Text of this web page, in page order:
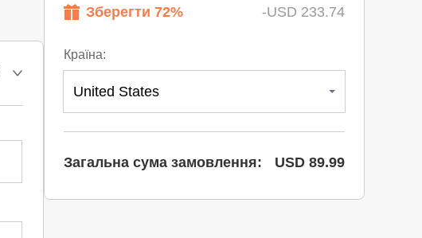
Зберегти 72%
-USD 233.74
Країна:
Загальна сума замовлення: USD 89.99